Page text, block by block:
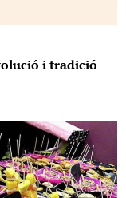
i tradició